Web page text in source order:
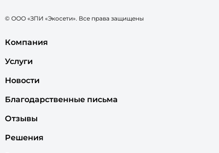
© ООО «ЗПИ «Экосети». Все права защищены
Компания
Услуги
Новости
Благодарственные письма
Отзывы
Решения